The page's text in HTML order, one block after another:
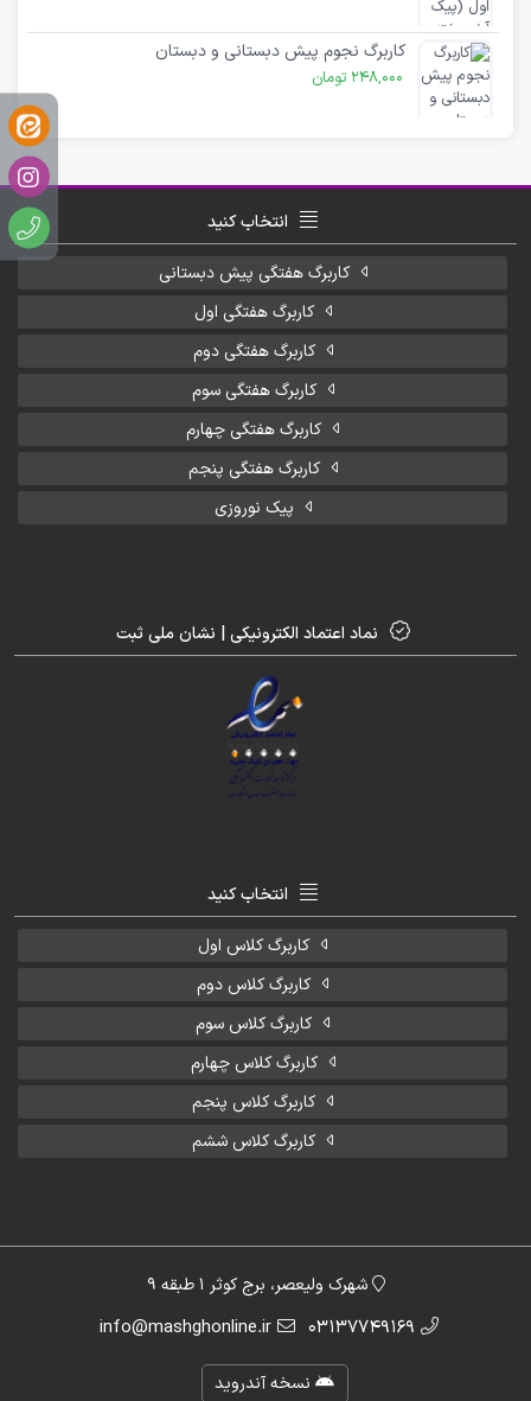
کاربرگ نجوم پیش دبستانی و دبستان
248,000 تومان
انتخاب کنید
کاربرگ هفتگی پیش دبستانی
کاربرگ هفتگی اول
کاربرگ هفتگی دوم
کاربرگ هفتگی سوم
کاربرگ هفتگی چهارم
کاربرگ هفتگی پنجم
پیک نوروزی
نماد اعتماد الکترونیکی | نشان ملی ثبت
انتخاب کنید
کاربرگ کلاس اول
کاربرگ کلاس دوم
کاربرگ کلاس سوم
کاربرگ کلاس چهارم
کاربرگ کلاس پنجم
کاربرگ کلاس ششم
شهرک ولیعصر، برج کوثر 1 طبقه 9
03137749169
info@mashghonline.ir
نسخه آندروید